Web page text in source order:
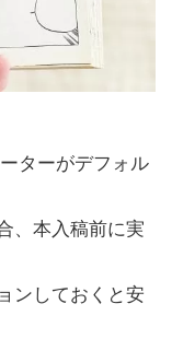
ターがデフォル
、本入稿前に実
ンしておくと安